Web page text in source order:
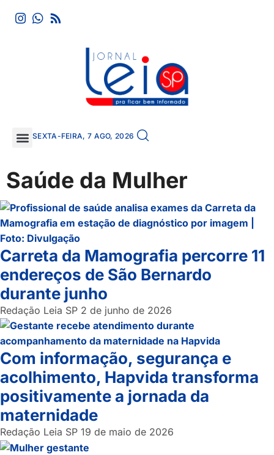
SEXTA-FEIRA, 7 AGO, 2026
Saúde da Mulher
Carreta da Mamografia percorre 11
endereços de São Bernardo
durante junho
Redação Leia SP 2 de junho de 2026
Com informação, segurança e
acolhimento, Hapvida transforma
positivamente a jornada da
maternidade
Redação Leia SP 19 de maio de 2026